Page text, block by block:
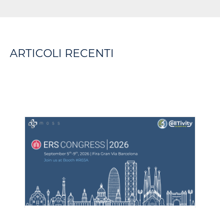
ARTICOLI RECENTI